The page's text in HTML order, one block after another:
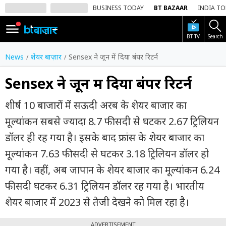
BUSINESS TODAY BT BAZAAR INDIA
BT TV Search
SIGN
IN
Dark
Mode
होम
शेयर
बाज़ार
वीडियो
ट्रेंडिंग
बिजनेस
News शेयर बाज़ार Sensex ने जून में दिया बंपर रिटर्न
Sensex ने जून में दिया बंपर रिटर्न
शीर्ष 10 बाजारों में सऊदी अरब के शेयर बाजार का
मूल्यांकन सबसे ज्यादा 8.7 फीसदी से घटकर 2.67 ट्रिलियन
डॉलर ही रह गया है। इसके बाद फ्रांस के शेयर बाजार का
मूल्यांकन 7.63 फीसदी से घटकर 3.18 ट्रिलियन डॉलर हो
गया है। वहीं, अब जापान के शेयर बाजार का मूल्यांकन 6.24
फीसदी घटकर 6.31 ट्रिलियन डॉलर रह गया है। भारतीय
शेयर बाजार में 2023 से तेजी देखने को मिल रहा है।
ADVERTISEMENT